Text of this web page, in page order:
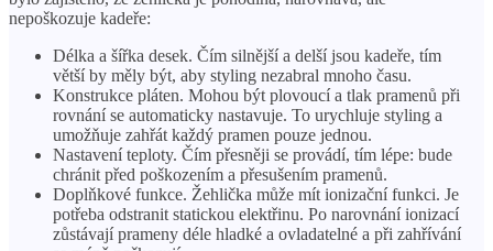
nepoškozuje kadeře:
Délka a šířka desek. Čím silnější a delší jsou kadeře, tím
větší by měly být, aby styling nezabral mnoho času.
Konstrukce pláten. Mohou být plovoucí a tlak pramenů při
rovnání se automaticky nastavuje. To urychluje styling a
umožňuje zahřát každý pramen pouze jednou.
Nastavení teploty. Čím přesněji se provádí, tím lépe: bude
chránit před poškozením a přesušením pramenů.
Doplňkové funkce. Žehlička může mít ionizační funkci. Je
potřeba odstranit statickou elektřinu. Po narovnání ionizací
zůstávají prameny déle hladké a ovladatelné a při zahřívání